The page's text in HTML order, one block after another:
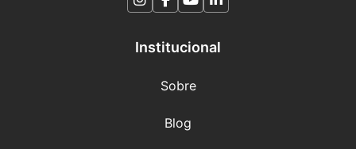
Institucional
Sobre
Blog